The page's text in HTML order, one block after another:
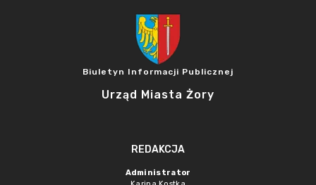
Biuletyn Informacji Publicznej
Urząd Miasta Żory
REDAKCJA
Administrator